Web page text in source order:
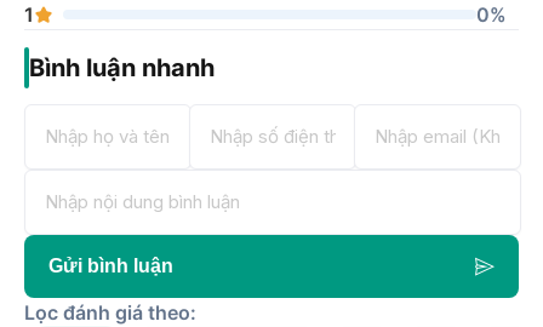
1
0%
Bình luận nhanh
Gửi bình luận
Lọc đánh giá theo: